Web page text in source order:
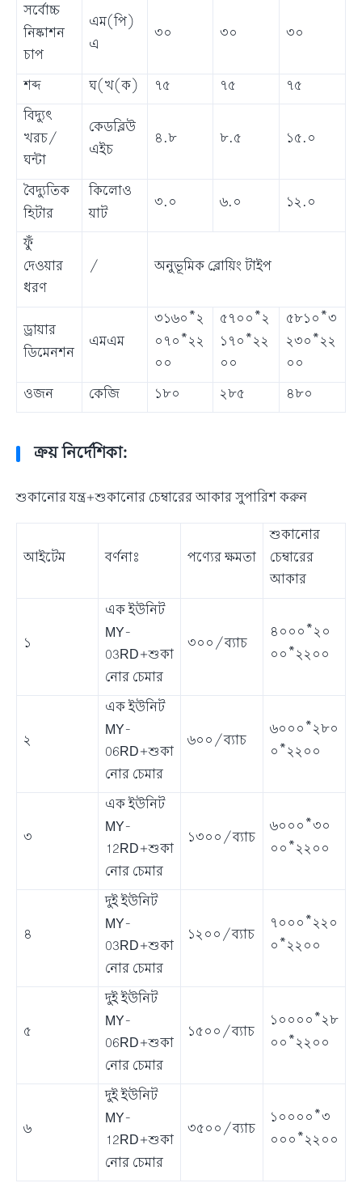
সর্বোচ্চ
নিষ্কাশন
চাপ
এম(পি)
এ
৩০ ৩০ ৩০
শব্দ ঘ(খ(ক) ৭৫ ৭৫
৭৫
বিদ্যুৎ
খরচ/
ঘন্টা
কেডব্লিউ
এইচ
৪.৮ ৮.৫ ১৫.০
বৈদ্যুতিক
হিটার
কিলোও
য়াট
৩.০ ৬.০ ১২.০
ফুঁ
দেওয়ার
ধরণ
/ অনুভূমিক ব্লোয়িং টাইপ
ড্রায়ার
ডিমেনশন
এমএম
৩১৬০*২
০৭০*২২
০০
৫৭০০*২
১৭০*২২
০০
৫৮১০*৩
২৩০*২২
০০
ওজন
কেজি ১৮০ ২৮৫ ৪৮০
ক্রয় নির্দেশিকা:
শুকানোর যন্ত্র+শুকানোর চেম্বারের আকার সুপারিশ করুন
আইটেম বর্ণনাঃ পণ্যের ক্ষমতা
শুকানোর
চেম্বারের
আকার
১
এক ইউনিট
MY-
03RD+শুকা
নোর চেমার
৩০০/ব্যাচ
৪০০০*২০
০০*২২০০
২
এক ইউনিট
MY-
06RD+শুকা
নোর চেমার
৬০০/ব্যাচ
৬০০০*২৮০
০*২২০০
৩
এক ইউনিট
MY-
12RD+শুকা
নোর চেমার
১৩০০/ব্যাচ
৬০০০*৩০
০০*২২০০
৪
দুই ইউনিট
MY-
03RD+শুকা
নোর চেমার
১২০০/ব্যাচ
৭০০০*২২০
০*২২০০
৫
দুই ইউনিট
MY-
06RD+শুকা
নোর চেমার
১৫০০/ব্যাচ
১০০০০*২৮
০০*২২০০
৬
দুই ইউনিট
MY-
12RD+শুকা
নোর চেমার
৩৫০০/ব্যাচ
১০০০০*৩
০০০*২২০০